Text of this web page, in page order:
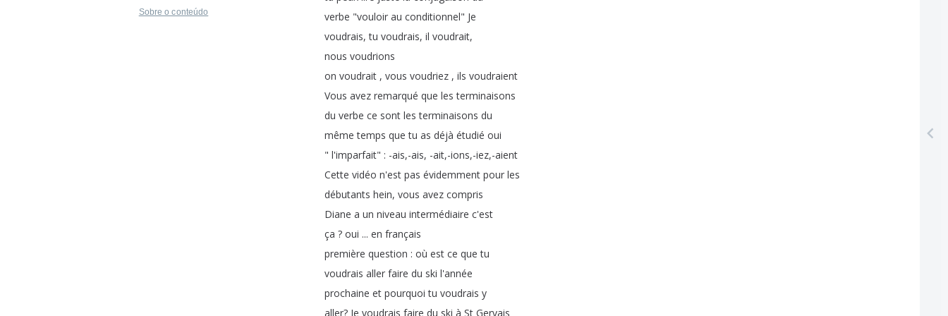
verbe "vouloir au conditionnel" Je
voudrais,tu voudrais, il voudrait,
nous voudrions
on voudrait , vous voudriez , ils voudraient
Vous avez remarqué que les terminaisons
du verbe ce sont les terminaisons du
même temps que tu as déjà étudié oui
" l'imparfait" : -ais,-ais, -ait,-ions,-iez,-aient
Cette vidéo n'est pas évidemment pour les
débutants hein, vous avez compris
Diane a un niveau intermédiaire c'est
ça ? oui ... en français
première question : où est ce que tu
voudrais aller faire du ski l'année
prochaine et pourquoi tu voudrais y
aller? Je voudrais faire du ski à St Gervais
Sobre o conteúdo